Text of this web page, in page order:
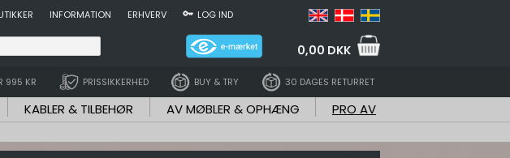
INFORMATION ERHVERV LOG IND
0,00 DKK
995 KR PRISSIKKERHED BUY & TRY 30 DAGES RETURRET
KABLER & TILBEHØR AV MØBLER & OPHÆNG PRO AV